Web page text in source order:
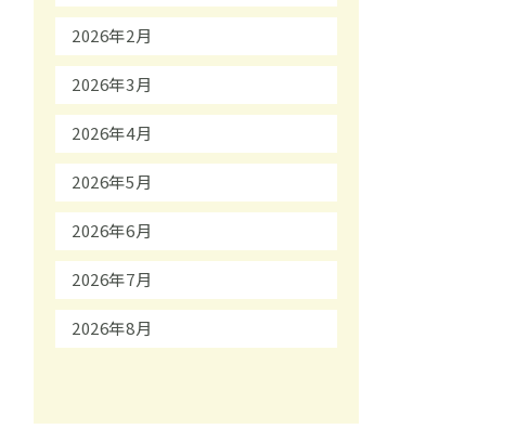
2026年2月
2026年3月
2026年4月
2026年5月
2026年6月
2026年7月
2026年8月